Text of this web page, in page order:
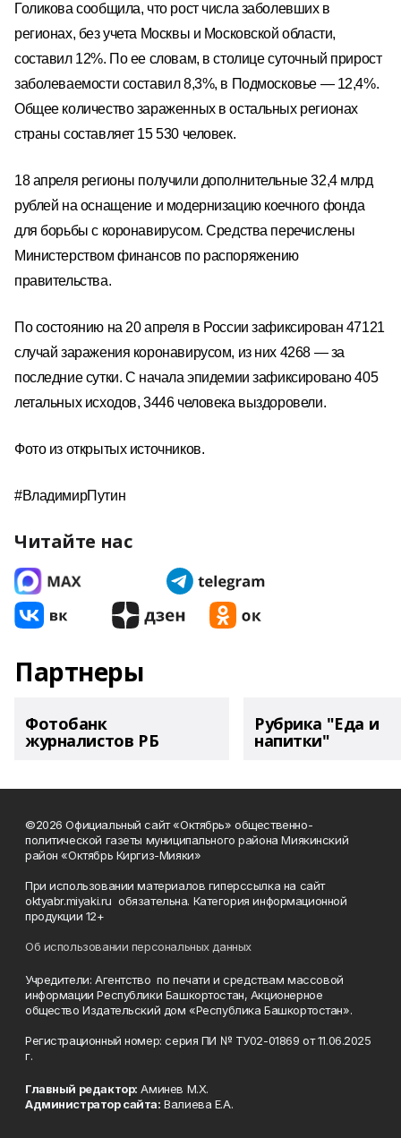
Голикова сообщила, что рост числа заболевших в
регионах, без учета Москвы и Московской области,
составил 12%. По ее словам, в столице суточный прирост
заболеваемости составил 8,3%, в Подмосковье — 12,4%.
Общее количество зараженных в остальных регионах
страны составляет 15 530 человек.
18 апреля регионы получили дополнительные 32,4 млрд
рублей на оснащение и модернизацию коечного фонда
для борьбы с коронавирусом. Средства перечислены
Министерством финансов по распоряжению
правительства.
По состоянию на 20 апреля в России зафиксирован 47121
случай заражения коронавирусом, из них 4268 — за
последние сутки. С начала эпидемии зафиксировано 405
летальных исходов, 3446 человека выздоровели.
Фото из открытых источников.
#ВладимирПутин
Читайте нас
Партнеры
Фотобанк
журналистов РБ
Рубрика "Еда и
напитки"
©2026 Официальный сайт «Октябрь» общественно-
политической газеты муниципального района Миякинский
район «Октябрь Киргиз-Мияки»
При использовании материалов гиперссылка на сайт
oktyabr.miyaki.ru обязательна. Категория информационной
продукции 12+
Об использовании персональных данных
Учредители: Агентство по печати и средствам массовой
информации Республики Башкортостан, Акционерное
общество Издательский дом «Республика Башкортостан».
Регистрационный номер: серия ПИ № ТУ02-01869 от 11.06.2025
г.
Главный редактор: Аминев М.Х.
Администратор сайта: Валиева Е.А.